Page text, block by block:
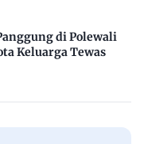
di Polewali
Keluarga Tewas